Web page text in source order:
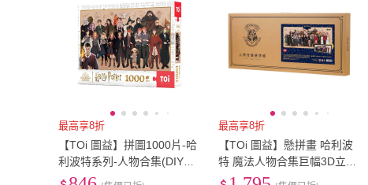
最高享8折
【TOi 圖益】拼圖1000片-哈
利波特系列-人物合集(DIY生
日插畫桌遊桌遊新年禮物交
最高享8折
【TOi 圖益】懸拼畫 哈利波
特 魔法人物合集巨幅3D立體
拼圖(自帶相框 官方IP授權收